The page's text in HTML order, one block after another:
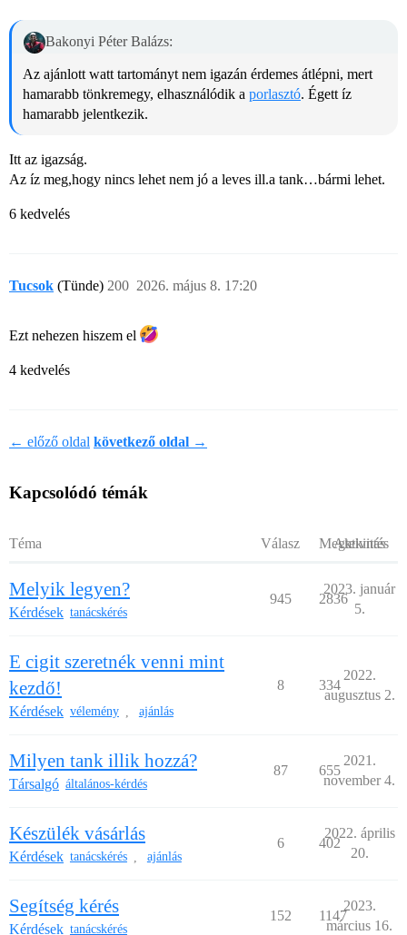
Bakonyi Péter Balázs:
Az ajánlott watt tartományt nem igazán érdemes átlépni, mert
hamarabb tönkremegy, elhasználódik a porlasztó. Égett íz
hamarabb jelentkezik.
Itt az igazság.
Az íz meg,hogy nincs lehet nem jó a leves ill.a tank…bármi lehet.
6 kedvelés
Tucsok (Tünde) 2026. május 8. 17:20
200
Ezt nehezen hiszem el
4 kedvelés
← előző oldal következő oldal →
Kapcsolódó témák
Téma Válasz Megtekintés
Aktivitás
Melyik legyen?
Kérdések tanácskérés
945 2836
2023. január
5.
E cigit szeretnék venni mint
kezdő!
Kérdések vélemény ajánlás
8 334
2022.
augusztus 2.
Milyen tank illik hozzá?
Társalgó általános-kérdés
87 655
2021.
november 4.
Készülék vásárlás
Kérdések tanácskérés ajánlás
6 402
2022. április
20.
Segítség kérés
Kérdések tanácskérés
152 1147
2023.
március 16.